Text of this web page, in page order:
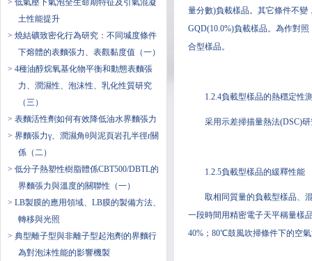
> 低氣壓下氣泡全生命期特征及引氣混凝
土性能提升
> 燒結礦致密化行為研究：不同堿度條件
下熔體的表麵張力、表觀黏度值（一）
> 4種油醇烷氧基化物平衡和動態表麵張
力、潤濕性、泡沫性、乳化性質研究
（三）
> 表麵活性劑如何有效降低油水界麵張力
> 界麵張力γ、潤濕角θ與泥頁岩孔半徑r關
係（二）
> 低分子熱塑性樹脂體係CBT500/DBTL的
界麵張力與溫度的關聯性（一）
> LB製膜的應用領域、LB膜的製備方法、
轉移與光照
> 典型離子型與非離子型起泡劑的界麵行
為對泡沫性能的影響機製
量分數)負載樣品。其它條件不
GQD(10.0%)負載樣品。為作對
合型樣品。
1.2.4負載型樣品的熱穩定性
采用示差掃描量熱法(DSC)
1.2.5負載型樣品的緩釋性能
取相同質量的負載型樣品、
一段時間用精密電子天平稱量樣
40%；80℃鼓風吹掃條件下的空